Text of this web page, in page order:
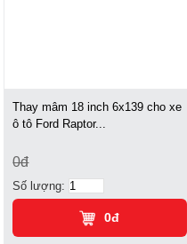
Thay mâm 18 inch 6x139 cho xe
ô tô Ford Raptor...
0đ
Số lượng:
0đ